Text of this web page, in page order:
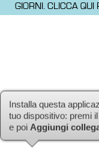
GIORNI. CLICCA QUI
Installa questa
tuo dispositivo: premi